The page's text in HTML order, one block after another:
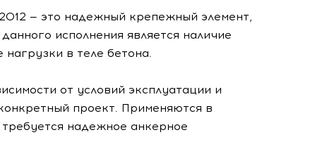
— это надежный крепежный элемент,
исполнения является наличие
в теле бетона.
от условий эксплуатации и
проект. Применяются в
надежное анкерное